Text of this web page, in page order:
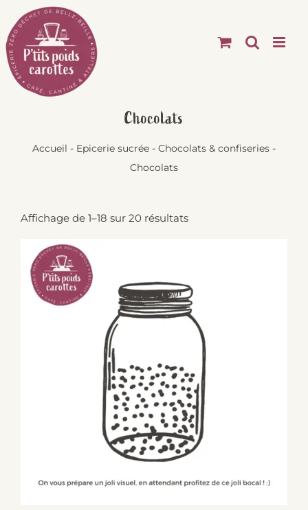
Passer
au
contenu
Chocolats
Accueil - Epicerie sucrée - Chocolats & confiseries -
Chocolats
Affichage de 1–18 sur 20 résultats